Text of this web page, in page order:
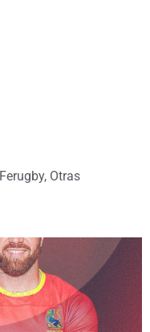
Ferugby, Otras